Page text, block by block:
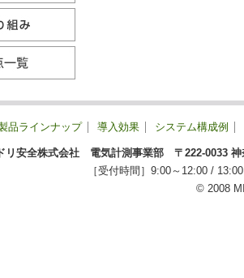
品ラインナップ 導入効果 システム構成例
リ安全株式会社 電気計測事業部 〒222-0033
［受付時間］9:00～12:00 /
© 2008